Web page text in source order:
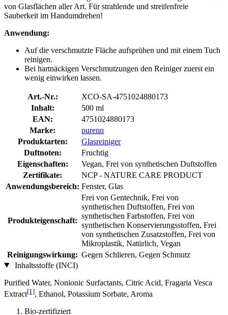
von Glasflächen aller Art. Für strahlende und streifenfreie
Sauberkeit im Handumdrehen!
Anwendung:
Auf die verschmutzte Fläche aufsprühen und mit einem Tuch
reinigen.
Bei hartnäckigen Verschmutzungen den Reiniger zuerst ein
wenig einwirken lassen.
Art.-Nr.:
XCO-SA-4751024880173
Inhalt:
500 ml
EAN:
4751024880173
Marke:
purenn
Produktarten:
Glasreiniger
Duftnoten:
Fruchtig
Eigenschaften:
Vegan, Frei von synthetischen Duftstoffen
Zertifikate:
NCP - NATURE CARE PRODUCT
Anwendungsbereich: Fenster, Glas
Produkteigenschaft:
Frei von Gentechnik, Frei von
synthetischen Duftstoffen, Frei von
synthetischen Farbstoffen, Frei von
synthetischen Konservierungsstoffen, Frei
von synthetischen Zusatzstoffen, Frei von
Mikroplastik, Natürlich, Vegan
Reinigungswirkung: Gegen Schlieren, Gegen Schmutz
Inhaltsstoffe (INCI)
Purified Water, Nonionic Surfactants, Citric Acid, Fragaria Vesca
Extract[1], Ethanol, Potassium Sorbate, Aroma
Bio-zertifiziert